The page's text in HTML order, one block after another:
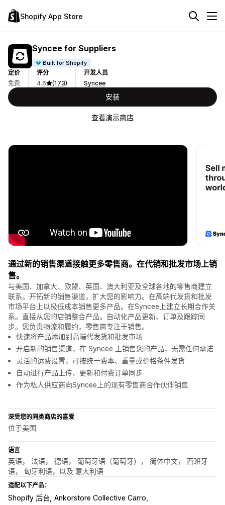
Shopify App Store
Syncee for Suppliers
Built for Shopify
定价
免费
评分
4.6
(173)
开发人员
Syncee
安装
查看演示商店
通过新的销售渠道接触更多零售商。在代销和批发市场上销
售。
与美国、加拿大、欧盟、英国、澳大利亚及全球各地的零售商建立
联系。开拓新的销售渠道，扩大您的影响力。在高端代发货和批发
市场平台上以极低成本销售更多产品。在Syncee上建立长期合作关
系。直接从您的店铺整合产品。自动化产品更新、订单及跟踪同
步。您负责物流和履约，零售商专注于销售。
快速将产品添加到高端代发货和批发市场
开启新的销售渠道，在 Syncee 上销售您的产品，无需任何承诺
灵活的运费设置，可按统一费率、重量或价格条件发货
自动进行产品上传、更新和付费订单同步
作为私人供应商向Syncee上的现有零售商合作伙伴销售
深受您的同类商店的喜爱
位于美国
语言
英语， 法语， 德语， 葡萄牙语（葡萄牙）， 简体中文， 西班牙
语， 匈牙利语，以及 意大利语
适配以下产品：
Shopify 后台 Ankorstore Collective Carro